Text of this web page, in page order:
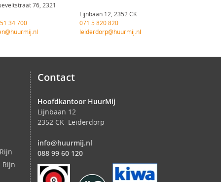
76, 2321
34 700
Lijnbaan 12, 2352 CK
071 5 820 820
leiderdorp@huurmij.nl
Rijn
Contact
Hoofdkantoor HuurMij
Lijnbaan 12
2352 CK Leiderdorp
info@huurmij.nl
088 99 60 120